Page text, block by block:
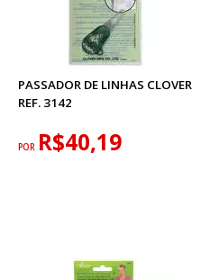
PASSADOR DE LINHAS CLOVER
REF. 3142
POR R$40,19